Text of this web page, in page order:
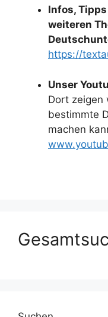
Infos,
weiteren
https://
Unser
Dort zeigen
bestimmte
machen